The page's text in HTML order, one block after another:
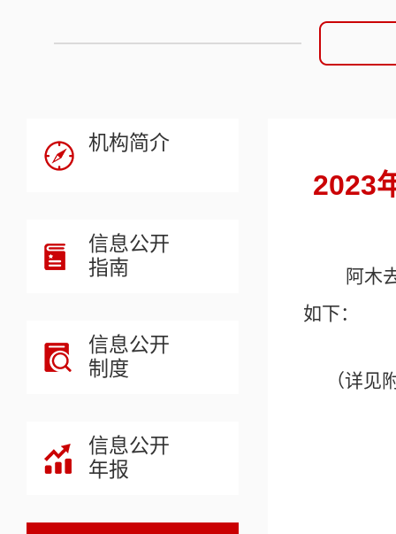
机构简介
信息公开
指南
信息公开
制度
信息公开
年报
2023
阿木
如下：
（详见